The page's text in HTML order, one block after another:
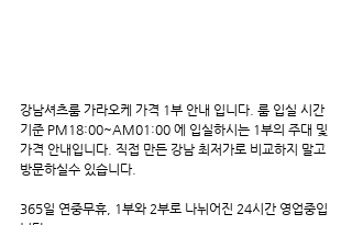
강남셔츠룸 가라오케 가격 1부 안내 입니다. 룸 입실 시간
기준 PM18:00~AM01:00 에 입실하시는 1부의 주대 및
가격 안내입니다. 직접 만든 강남 최저가로 비교하지 말고
방문하실수 있습니다.
365일 연중무휴, 1부와 2부로 나뉘어진 24시간 영업중입